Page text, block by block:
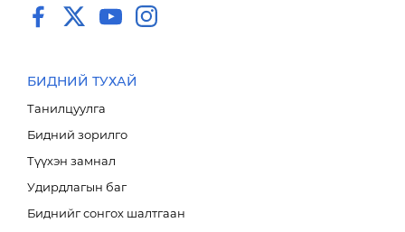
Ажлын байр
Салбар байршил
Тендер
БИДНИЙ ТУХАЙ
Танилцуулга
Бидний зорилго
Түүхэн замнал
Удирдлагын баг
Биднийг сонгох шалтгаан